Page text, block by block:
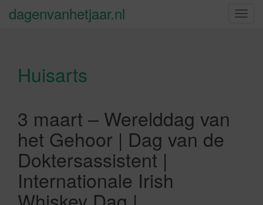
S
dagenvanhetjaar.nl
Huisarts
3 maart – Werelddag van
het Gehoor | Dag van de
Doktersassistent |
Internationale Irish